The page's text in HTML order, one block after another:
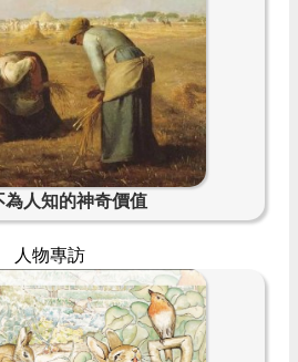
為人知的神奇價值
人物專訪